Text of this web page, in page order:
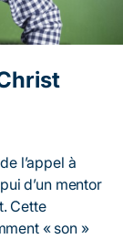
l’appel à
d’un mentor
Cette
« son »